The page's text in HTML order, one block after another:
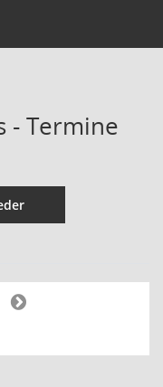
- Termine